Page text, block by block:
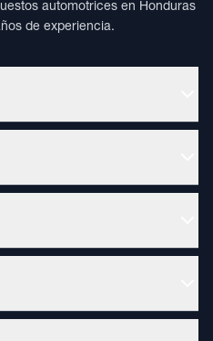
automotrices en Honduras
de experiencia.